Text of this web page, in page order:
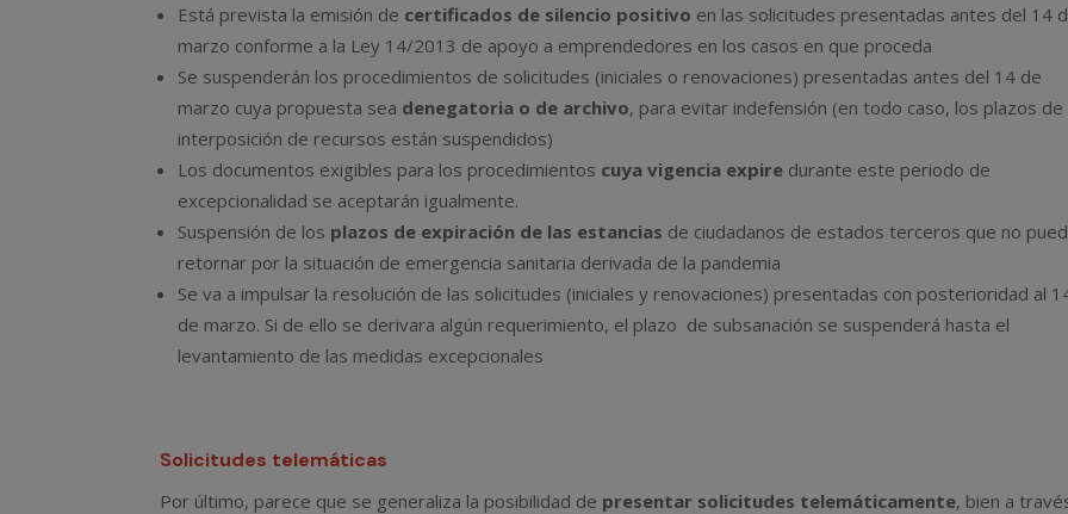
Está prevista la emisión de certificados de silencio positivo en las solicitudes presentadas antes del 14
marzo conforme a la Ley 14/2013 de apoyo a emprendedores en los casos en que proceda
Se suspenderán los procedimientos de solicitudes (iniciales o renovaciones) presentadas antes del 14 de
marzo cuya propuesta sea denegatoria o de archivo, para evitar indefensión (en todo caso, los plazos de
interposición de recursos están suspendidos)
Los documentos exigibles para los procedimientos cuya vigencia expire durante este periodo de
excepcionalidad se aceptarán igualmente.
Suspensión de los plazos de expiración de las estancias de ciudadanos de estados terceros que no
retornar por la situación de emergencia sanitaria derivada de la pandemia
Se va a impulsar la resolución de las solicitudes (iniciales y renovaciones) presentadas con posterioridad al
de marzo. Si de ello se derivara algún requerimiento, el plazo de subsanación se suspenderá hasta el
levantamiento de las medidas excepcionales
Solicitudes telemáticas
Por último, parece que se generaliza la posibilidad de presentar solicitudes telemáticamente, bien a